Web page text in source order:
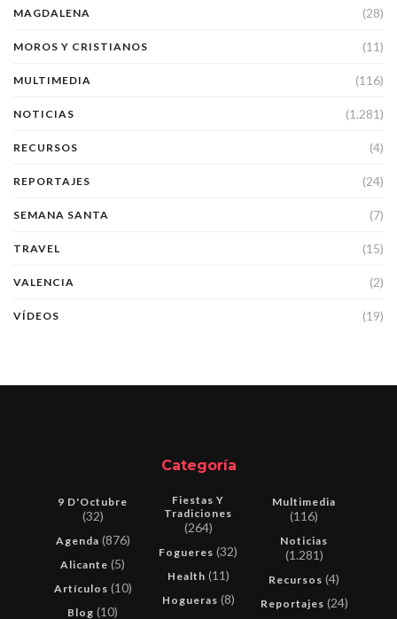
MAGDALENA (28)
MOROS Y CRISTIANOS (11)
MULTIMEDIA (116)
NOTICIAS (1.281)
RECURSOS (4)
REPORTAJES (24)
SEMANA SANTA (7)
TRAVEL (15)
VALENCIA (2)
VÍDEOS (19)
Categoría
9 D'Octubre
(32)
Agenda (876)
Alicante (5)
Artículos (10)
Blog (10)
Fiestas Y
Tradiciones
(264)
Fogueres (32)
Health (11)
Hogueras (8)
Multimedia
(116)
Noticias
(1.281)
Recursos (4)
Reportajes (24)